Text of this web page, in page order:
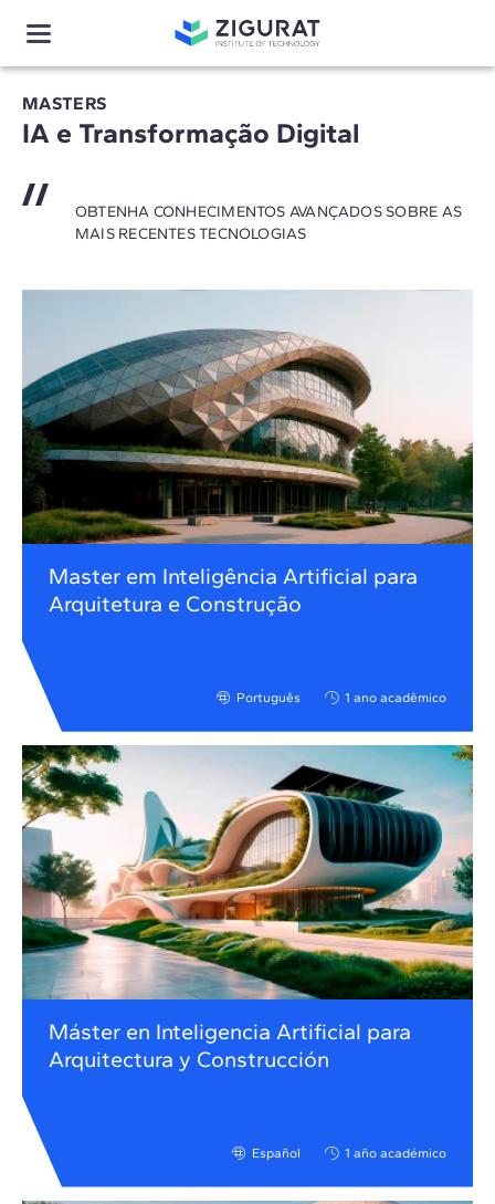
MASTERS
IA e Transformação Digital
OBTENHA CONHECIMENTOS AVANÇADOS SOBRE AS
MAIS RECENTES TECNOLOGIAS
Master em Inteligência Artificial para
Arquitetura e Construção
Português 1 ano acadêmico
Máster en Inteligencia Artificial para
Arquitectura y Construcción
Español 1 año académico